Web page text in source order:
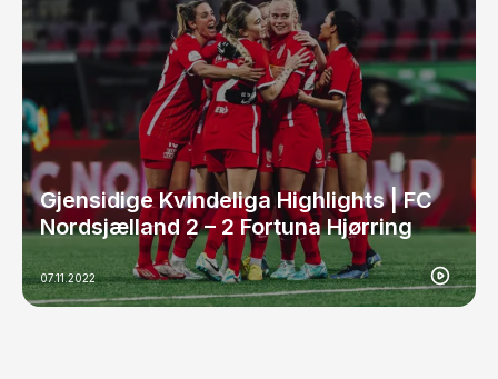
Gjensidige Kvindeliga Highlights | FC
Nordsjælland 2 – 2 Fortuna Hjørring
07.11.2022